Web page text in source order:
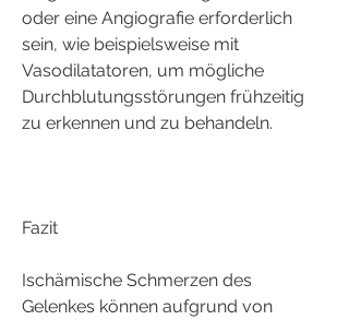
oder eine Angiografie erforderlich
sein, wie beispielsweise mit
Vasodilatatoren, um mögliche
Durchblutungsstörungen frühzeitig
zu erkennen und zu behandeln.
Fazit
Ischämische Schmerzen des
Gelenkes können aufgrund von